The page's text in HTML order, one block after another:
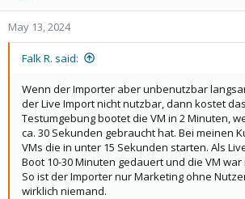
o
nMay 13, 2024
Falk R. said:
Wenn der Importer aber unbenutzbar
der Live Import nicht nutzbar, dann kostet
Testumgebung bootet die VM in 2 Minuten,
ca. 30 Sekunden gebraucht hat. Bei meinen
VMs die in unter 15 Sekunden starten. Als
Boot 10-30 Minuten gedauert und die VM
So ist der Importer nur Marketing ohne
wirklich niemand.